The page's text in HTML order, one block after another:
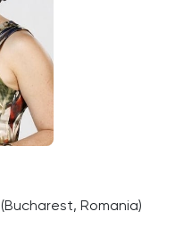
(Bucharest, Romania)